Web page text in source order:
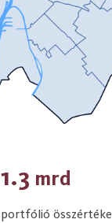
1.3 mrd
portfólió összértéke